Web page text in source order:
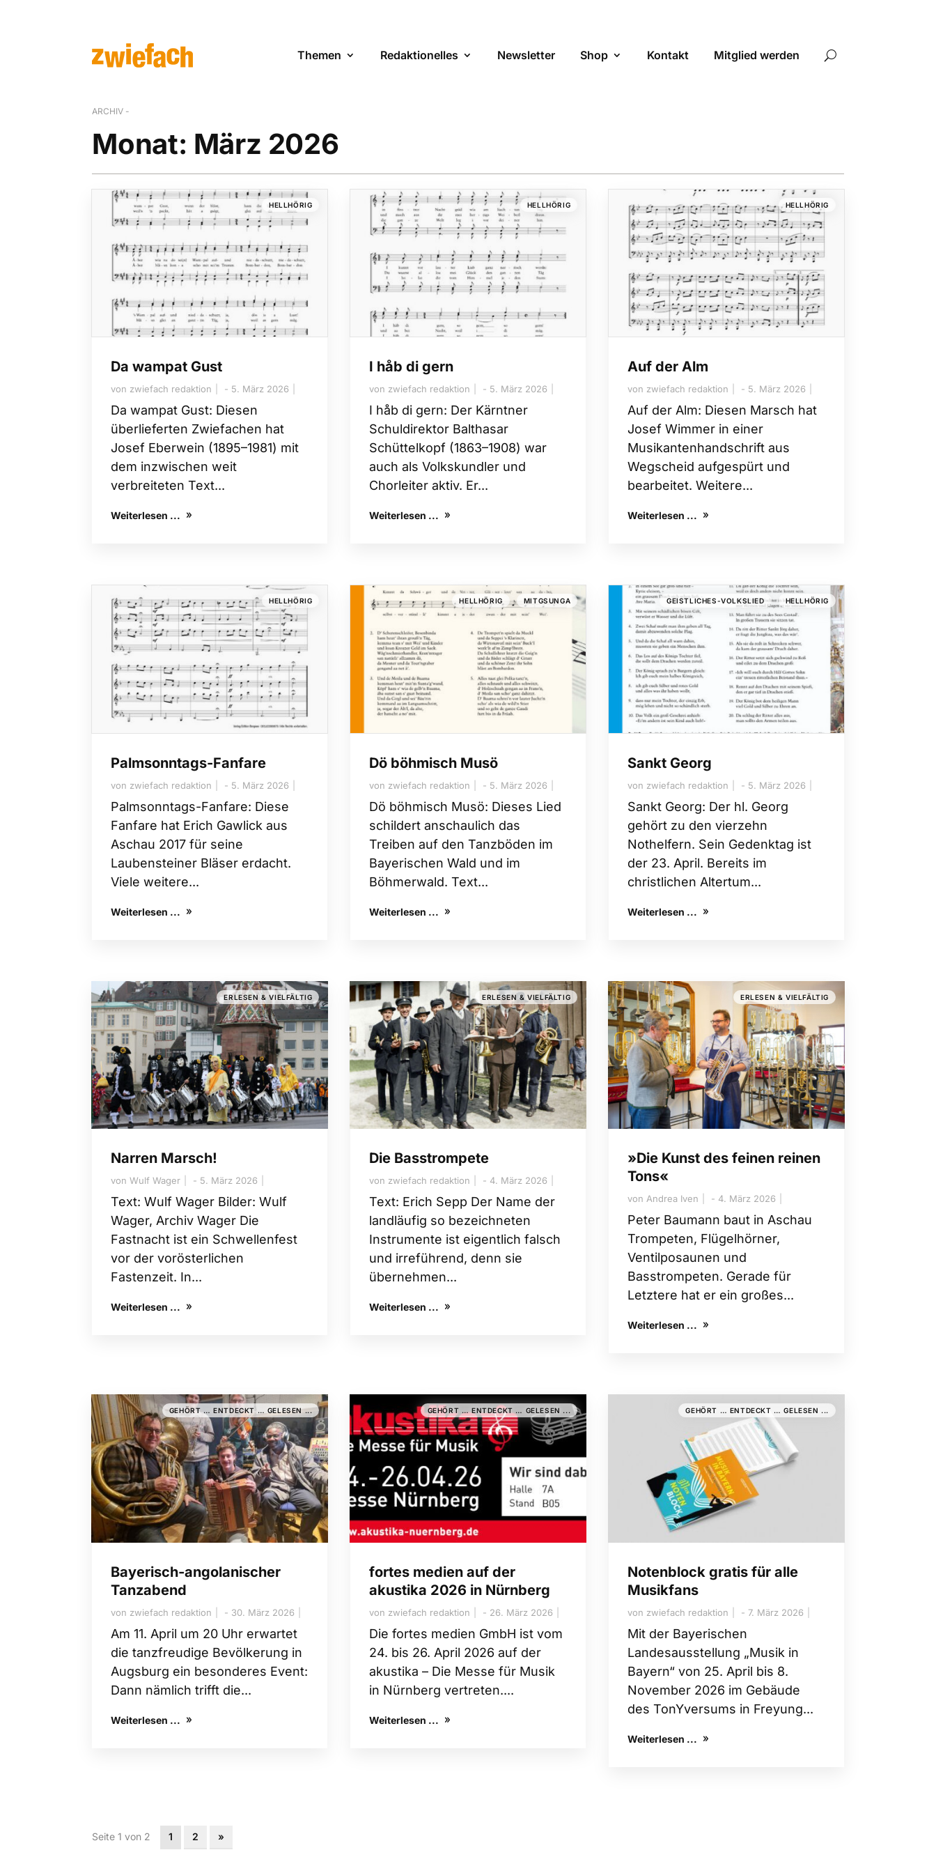
Themen Redaktionelles Newsletter Shop Kontakt Mitglied werden
ARCHIV -
Monat: März 2026
HELLHÖRIG
Da wampat Gust
von zwiefach redaktion 5. März 2026
Da wampat Gust: Diesen
überlieferten Zwiefachen hat
Josef Eberwein (1895–1981) mit
dem inzwischen weit
verbreiteten Text...
Weiterlesen ...
HELLHÖRIG
I håb di gern
von zwiefach redaktion 5. März 2026
I håb di gern: Der Kärntner
Schuldirektor Balthasar
Schüttelkopf (1863–1908) war
auch als Volkskundler und
Chorleiter aktiv. Er...
Weiterlesen ...
HELLHÖRIG
Auf der Alm
von zwiefach redaktion 5. März 2026
Auf der Alm: Diesen Marsch hat
Josef Wimmer in einer
Musikantenhandschrift aus
Wegscheid aufgespürt und
bearbeitet. Weitere...
Weiterlesen ...
HELLHÖRIG
Palmsonntags-Fanfare
von zwiefach redaktion 5. März 2026
Palmsonntags-Fanfare: Diese
Fanfare hat Erich Gawlick aus
Aschau 2017 für seine
Laubensteiner Bläser erdacht.
Viele weitere...
Weiterlesen ...
HELLHÖRIG , MITGSUNGA
Dö böhmisch Musö
von zwiefach redaktion 5. März 2026
Dö böhmisch Musö: Dieses Lied
schildert anschaulich das
Treiben auf den Tanzböden im
Bayerischen Wald und im
Böhmerwald. Text...
Weiterlesen ...
GEISTLICHES-VOLKSLIED , HELLHÖRIG
Sankt Georg
von zwiefach redaktion 5. März 2026
Sankt Georg: Der hl. Georg
gehört zu den vierzehn
Nothelfern. Sein Gedenktag ist
der 23. April. Bereits im
christlichen Altertum...
Weiterlesen ...
ERLESEN & VIELFÄLTIG
Narren Marsch!
von Wulf Wager 5. März 2026
Text: Wulf Wager Bilder: Wulf
Wager, Archiv Wager Die
Fastnacht ist ein Schwellenfest
vor der vorösterlichen
Fastenzeit. In...
Weiterlesen ...
ERLESEN & VIELFÄLTIG
Die Basstrompete
von zwiefach redaktion 4. März 2026
Text: Erich Sepp Der Name der
landläufig so bezeichneten
Instrumente ist eigentlich falsch
und irreführend, denn sie
übernehmen...
Weiterlesen ...
ERLESEN & VIELFÄLTIG
»Die Kunst des feinen reinen
Tons«
von Andrea Iven 4. März 2026
Peter Baumann baut in Aschau
Trompeten, Flügelhörner,
Ventilposaunen und
Basstrompeten. Gerade für
Letztere hat er ein großes...
Weiterlesen ...
GEHÖRT … ENTDECKT … GELESEN ...
Bayerisch-angolanischer
Tanzabend
von zwiefach redaktion 30. März 2026
Am 11. April um 20 Uhr erwartet
die tanzfreudige Bevölkerung in
Augsburg ein besonderes Event:
Dann nämlich trifft die...
Weiterlesen ...
GEHÖRT … ENTDECKT … GELESEN ...
fortes medien auf der
akustika 2026 in Nürnberg
von zwiefach redaktion 26. März 2026
Die fortes medien GmbH ist vom
24. bis 26. April 2026 auf der
akustika – Die Messe für Musik
in Nürnberg vertreten....
Weiterlesen ...
GEHÖRT … ENTDECKT … GELESEN ...
Notenblock gratis für alle
Musikfans
von zwiefach redaktion 7. März 2026
Mit der Bayerischen
Landesausstellung „Musik in
Bayern“ von 25. April bis 8.
November 2026 im Gebäude
des TonYversums in Freyung...
Weiterlesen ...
Seite 1 von 2 1 2 »